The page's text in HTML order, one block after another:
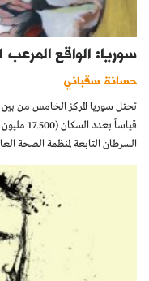
سوريا: الواقع
حسانة سقباني
تحتل سوريا المركز الخامس من
قياساً
السرطان التابعة لمنظمة الصحة